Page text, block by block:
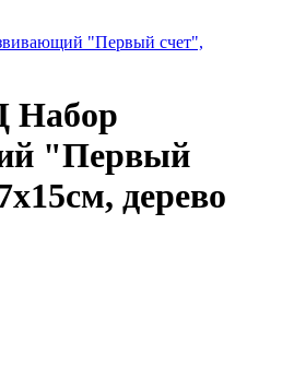
"Первый
дерево